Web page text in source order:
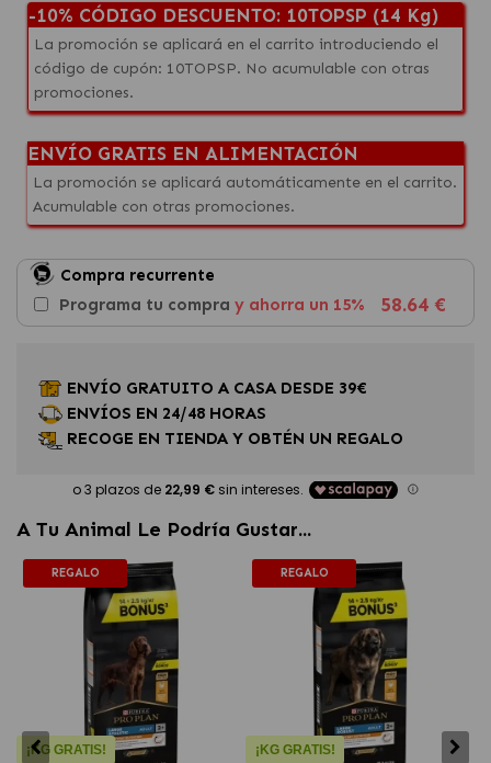
-10% CÓDIGO DESCUENTO: 10TOPSP (14 Kg)
La promoción se aplicará en el carrito introduciendo el
código de cupón: 10TOPSP. No acumulable con otras
promociones.
ENVÍO GRATIS EN ALIMENTACIÓN
La promoción se aplicará automáticamente en el carrito.
Acumulable con otras promociones.
Compra recurrente
Programa tu compra y ahorra un 15% 58.64 €
ENVÍO GRATUITO A CASA DESDE 39€
ENVÍOS EN 24/48 HORAS
RECOGE EN TIENDA Y OBTÉN UN REGALO
A Tu Animal Le Podría Gustar...
REGALO
¡KG GRATIS!
REGALO
¡KG GRATIS!